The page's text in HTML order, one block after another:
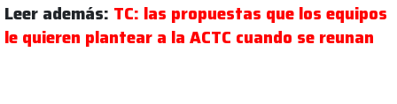
Leer además: TC: las propuestas que los equipos
le quieren plantear a la ACTC cuando se reunan